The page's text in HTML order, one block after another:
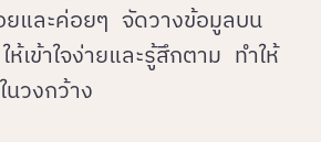
ยและค่อยๆ จัดวางข้อมูลบน
เข้าใจง่ายและรู้สึกตาม ทำให้
วงกว้าง